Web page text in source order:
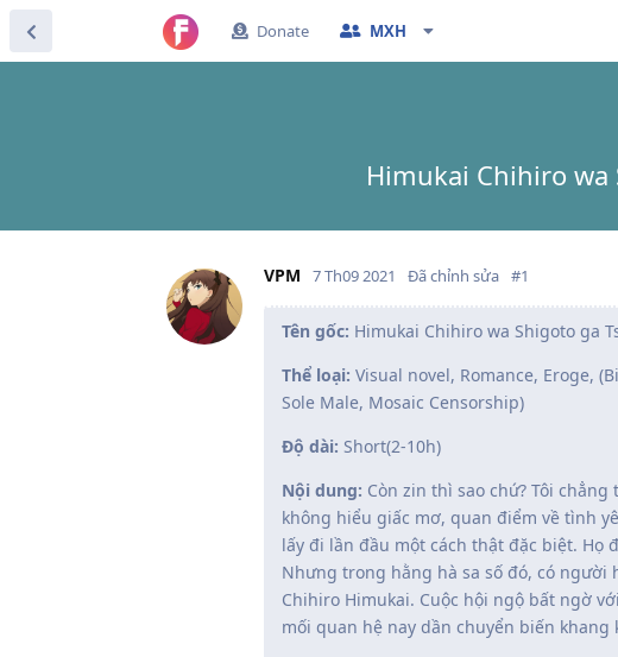
Donate MXH
Himukai Chihiro wa
VPM 7 Th09 2021 Đã chỉnh sửa #1
Tên gốc: Himukai Chihiro wa Shigoto ga
Thể loại: Visual novel, Romance, Eroge,
Sole Male, Mosaic Censorship)
Độ dài: Short(2-10h)
Nội dung: Còn zin thì sao chứ? Tôi
không hiểu giấc mơ, quan điểm về tình
lấy đi lần đầu một cách thật đặc biệt. Họ
Nhưng trong hằng hà sa số đó, có
Chihiro Himukai. Cuộc hội ngộ bất ngờ
mối quan hệ nay dần chuyển biến khang